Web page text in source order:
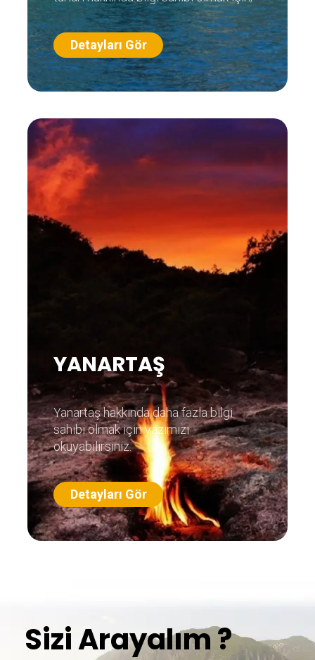
Detayları Gör
YANARTAŞ
Yanartaş hakkında daha fazla bilgi
sahibi olmak için yazımızı
okuyabilirsiniz.
Detayları Gör
Sizi Arayalım ?